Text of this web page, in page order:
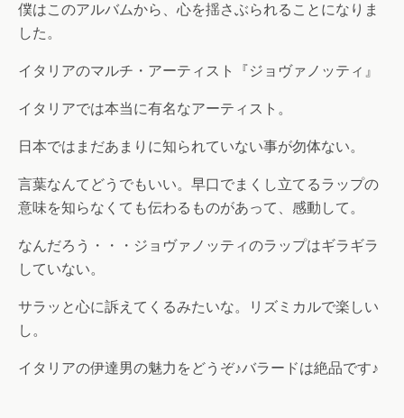
僕はこのアルバムから、心を揺さぶられることになりま
した。
イタリアのマルチ・アーティスト『ジョヴァノッティ』
イタリアでは本当に有名なアーティスト。
日本ではまだあまりに知られていない事が勿体ない。
言葉なんてどうでもいい。早口でまくし立てるラップの
意味を知らなくても伝わるものがあって、感動して。
なんだろう・・・ジョヴァノッティのラップはギラギラ
していない。
サラッと心に訴えてくるみたいな。リズミカルで楽しい
し。
イタリアの伊達男の魅力をどうぞ♪バラードは絶品です♪